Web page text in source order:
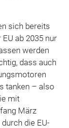
sich bereits
ab 2035 nur
werden
dass auch
tanken – also
mit
März
die EU-